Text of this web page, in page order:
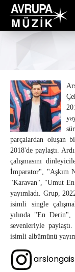
parçalardan oluşan
2018'de paylaştı.
çalışmasını
İmparator", "Aşkım
"Karavan", "Umut En
yayımladı. Grup,
isimli single
yılında "En Derin",
sevenleriyle
isimli albümünü